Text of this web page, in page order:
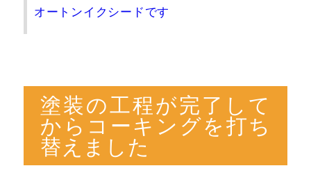
オートンイクシードです
塗装の工程が完了して
からコーキングを打ち
替えました